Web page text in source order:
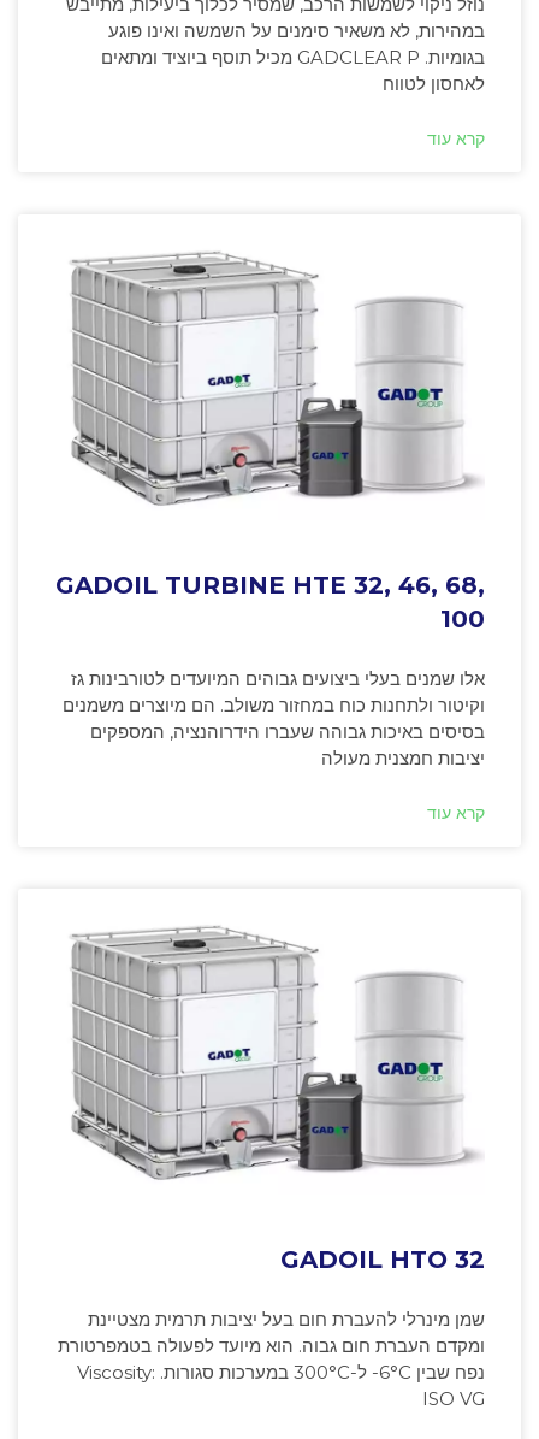
נוזל ניקוי לשמשות הרכב, שמסיר לכלוך ביעילות, מתייבש
במהירות, לא משאיר סימנים על השמשה ואינו פוגע
בגומיות. GADCLEAR P מכיל תוסף ביוציד ומתאים
לאחסון לטווח
קרא עוד
GADOIL TURBINE HTE 32, 46, 68,
100
אלו שמנים בעלי ביצועים גבוהים המיועדים לטורבינות גז
וקיטור ולתחנות כוח במחזור משולב. הם מיוצרים משמנים
בסיסים באיכות גבוהה שעברו הידרוהנציה, המספקים
יציבות חמצנית מעולה
קרא עוד
GADOIL HTO 32
שמן מינרלי להעברת חום בעל יציבות תרמית מצטיינת
ומקדם העברת חום גבוה. הוא מיועד לפעולה בטמפרטורת
נפח שבין ‎-6°C ל-300°C במערכות סגורות. Viscosity:
ISO VG